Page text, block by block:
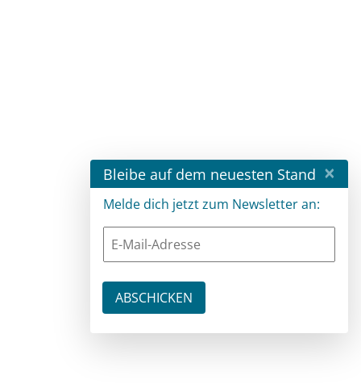
Bleibe auf dem neuesten Stand ×
Melde dich jetzt zum Newsletter an: